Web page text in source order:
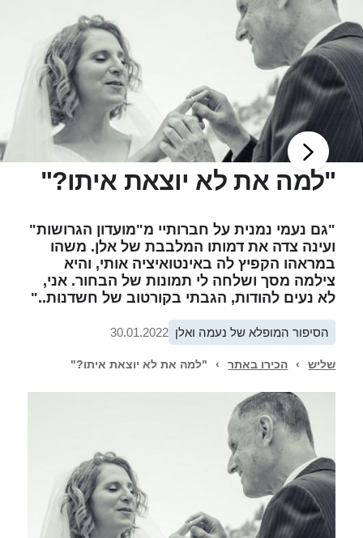
"למה את לא יוצאת איתו?"
"גם נעמי נמנית על חברותיי מ"מועדון הגרושות"
ועינה צדה את דמותו המלבבת של אלן. משהו
במראהו הקפיץ לה באינטואיציה אותי, והיא
צילמה מסך ושלחה לי תמונות של הבחור. אני,
לא נעים להודות, הגבתי בקורטוב של חשדנות.."
הסיפור המופלא של נעמה ואלן 30.01.2022
שליש › הכירו באתר › "למה את לא יוצאת איתו?"